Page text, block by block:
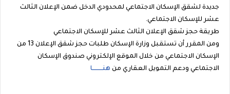
جديدة لشقق الإسكان الاجتماعي لمحدودي الدخل ضمن الإعلان الثالث
عشر للإسكان الاجتماعي.
طريقة حجز شقق الإعلان الثالث عشر للإسكان الاجتماعي
ومن المقرر أن تستقبل وزارة الإسكان طلبات حجز شقق الإعلان 13 من
الإسكان الاجتماعي من خلال الموقع الإلكتروني صندوق الإسكان
الاجتماعي ودعم التمويل العقاري من هنــــــــــا